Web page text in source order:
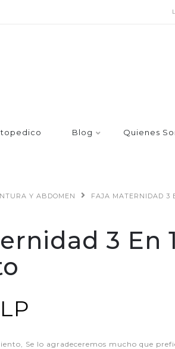
Blog Quienes
Y ABDOMEN
FAJA MATERNIDAD 3
3 En 1
Se lo agradeceremos mucho que